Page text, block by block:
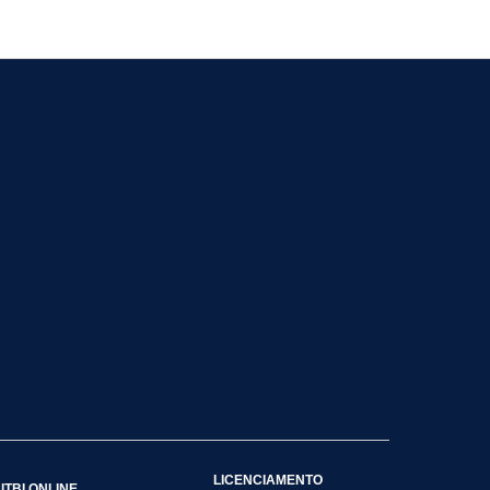
LICENCIAMENTO